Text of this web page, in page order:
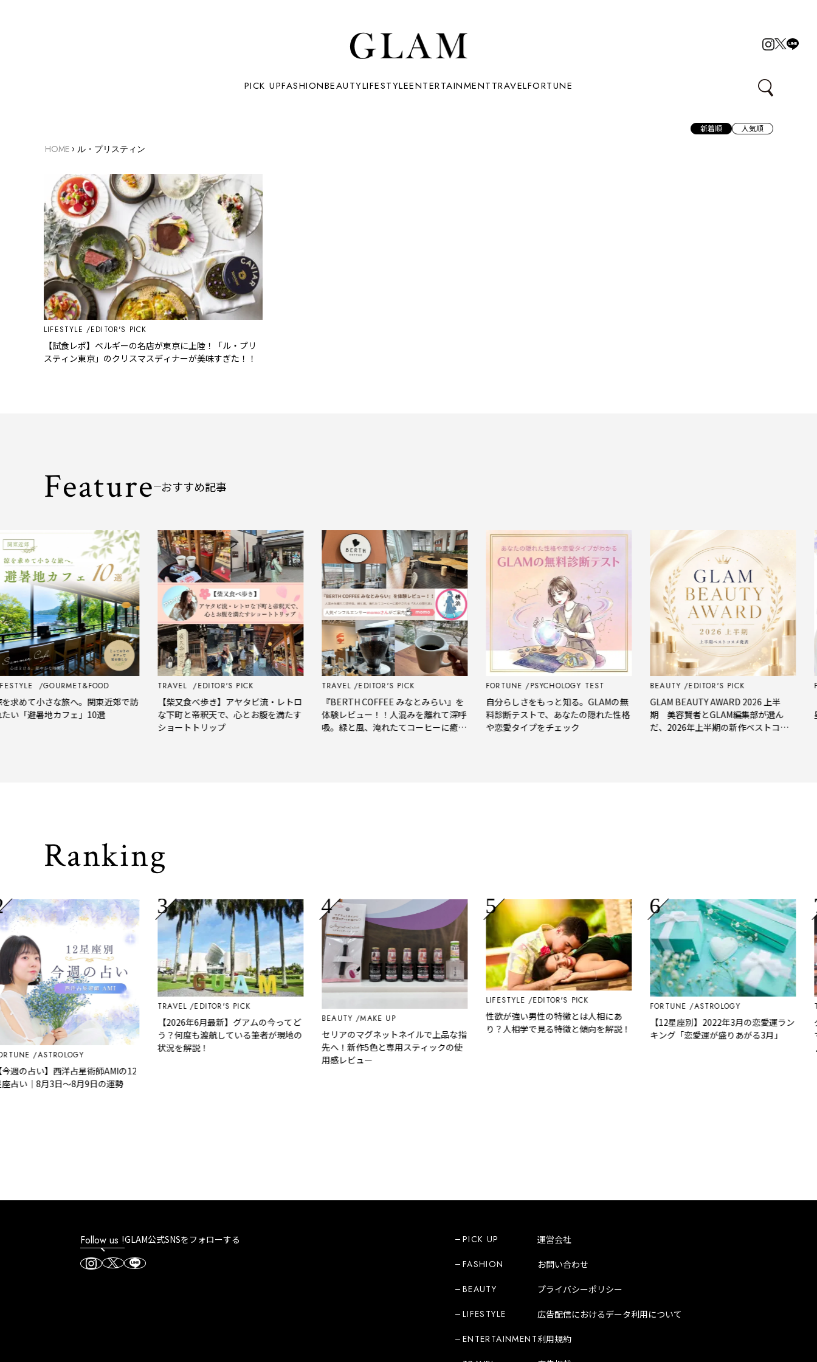
PICK UPFASHIONBEAUTYLIFESTYLEENTERTAINMENTTRAVELFORTUNE
新着順 人気順
HOME › ル・プリスティン
LIFESTYLE EDITOR'S PICK
【試食レポ】ベルギーの名店が東京に上陸！「ル・プリ
スティン東京」のクリスマスディナーが美味すぎた！！
Feature おすすめ記事
GOURMET&FOOD
めて小さな旅へ。関東近郊で訪
「避暑地カフェ」10選
TRAVEL EDITOR'S PICK
【柴又食べ歩き】アヤタビ流・レトロ
な下町と帝釈天で、心とお腹を満たす
ショートトリップ
TRAVEL EDITOR'S PICK
『BERTH COFFEE みなとみらい』を
体験レビュー！！人混みを離れて深呼
吸。緑と風、淹れたてコーヒーに癒や
FORTUNE PSYCHOLOGY TEST
自分らしさをもっと知る。GLAMの無
料診断テストで、あなたの隠れた性格
や恋愛タイプをチェック
BEAUTY EDITOR'S PICK
GLAM BEAUTY AWARD 2026 上半
期 美容賢者とGLAM編集部が選ん
だ、2026年上半期の新作ベストコス
星
Ranking
ASTROLOGY
の占い】西洋占星術師AMIの12
い｜8月3日～8月9日の運勢
TRAVEL EDITOR'S PICK
【2026年6月最新】グアムの今ってど
う？何度も渡航している筆者が現地の
状況を解説！
BEAUTY MAKE UP
セリアのマグネットネイルで上品な指
先へ！新作5色と専用スティックの使
用感レビュー
LIFESTYLE EDITOR'S PICK
性欲が強い男性の特徴とは人相にあ
り？人相学で見る特徴と傾向を解説！
FORTUNE ASTROLOGY
【12星座別】2022年3月の恋愛運ラン
キング「恋愛運が盛りあがる3月」
グ
マ
Follow us !GLAM公式SNSをフォローする PICK UP
FASHION
BEAUTY
LIFESTYLE
ENTERTAINMENT
運営会社
お問い合わせ
プライバシーポリシー
広告配信におけるデータ利用について
利用規約